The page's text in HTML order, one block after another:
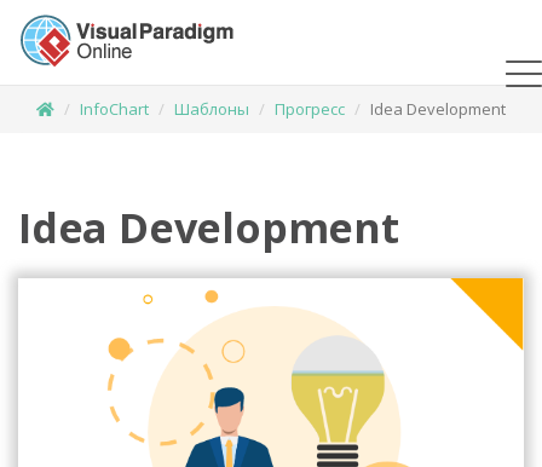
InfoChart Шаблоны Прогресс Idea Development
Idea Development